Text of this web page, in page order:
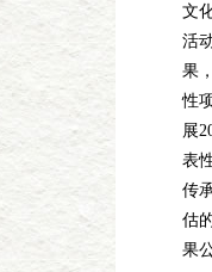
文
活
果
性
展
表
传
估
果